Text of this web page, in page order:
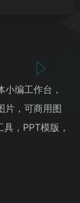
编工作台，
片，可商用图
，PPT模版，